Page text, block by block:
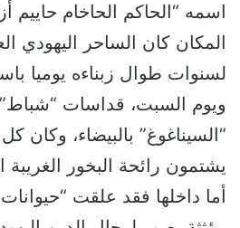
اسمه “الحاكم الحاخام حاييم
المكان كان الساحر اليهودي
لسنوات طوال زبناءه يوميا
ويوم السبت، قداسات “شباط”
“السيناغوغ” بالبيضاء، وكان
يشتمون رائحة البخور الغريبة
أما داخلها فقد علقت